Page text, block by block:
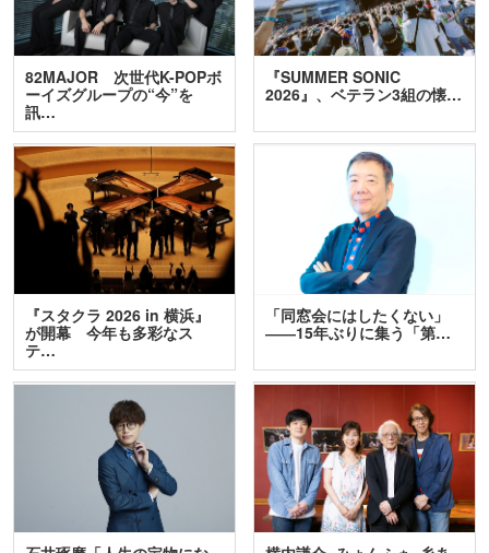
82MAJOR 次世代K-POPボ
ーイズグループの“今”を
訊…
『SUMMER SONIC
2026』、ベテラン3組の懐…
『スタクラ 2026 in 横浜』
が開幕 今年も多彩なス
テ…
「同窓会にはしたくない」
――15年ぶりに集う「第…